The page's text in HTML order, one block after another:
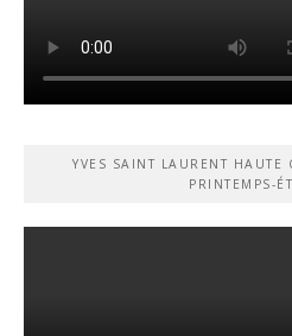
YVES SAINT LAURENT HAUTE
PRINTEMPS-